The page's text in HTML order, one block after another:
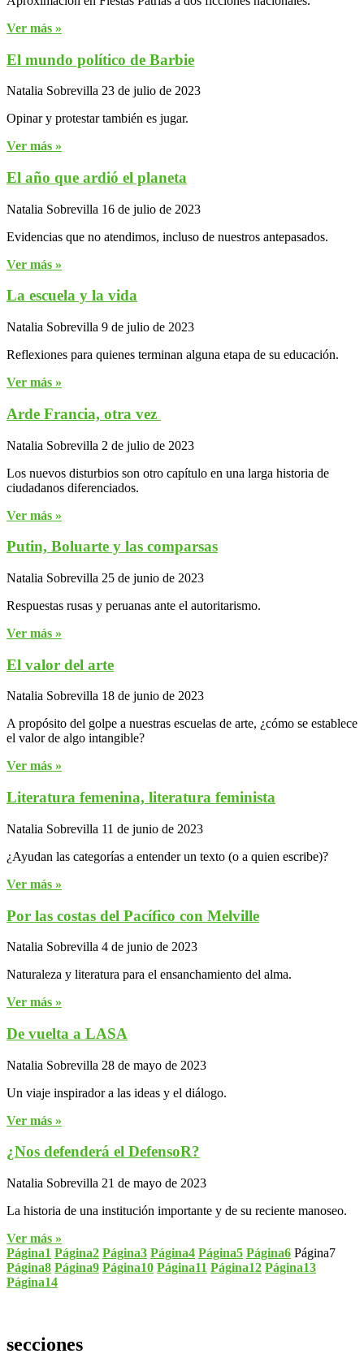
Ver más »
El mundo político de Barbie
Natalia Sobrevilla 23 de julio de 2023
Opinar y protestar también es jugar.
Ver más »
El año que ardió el planeta
Natalia Sobrevilla 16 de julio de 2023
Evidencias que no atendimos, incluso de nuestros antepasados.
Ver más »
La escuela y la vida
Natalia Sobrevilla 9 de julio de 2023
Reflexiones para quienes terminan alguna etapa de su educación.
Ver más »
Arde Francia, otra vez
Natalia Sobrevilla 2 de julio de 2023
Los nuevos disturbios son otro capítulo en una larga historia de
ciudadanos diferenciados.
Ver más »
Putin, Boluarte y las comparsas
Natalia Sobrevilla 25 de junio de 2023
Respuestas rusas y peruanas ante el autoritarismo.
Ver más »
El valor del arte
Natalia Sobrevilla 18 de junio de 2023
A propósito del golpe a nuestras escuelas de arte, ¿cómo se establece
el valor de algo intangible?
Ver más »
Literatura femenina, literatura feminista
Natalia Sobrevilla 11 de junio de 2023
¿Ayudan las categorías a entender un texto (o a quien escribe)?
Ver más »
Por las costas del Pacífico con Melville
Natalia Sobrevilla 4 de junio de 2023
Naturaleza y literatura para el ensanchamiento del alma.
Ver más »
De vuelta a LASA
Natalia Sobrevilla 28 de mayo de 2023
Un viaje inspirador a las ideas y el diálogo.
Ver más »
¿Nos defenderá el DefensoR?
Natalia Sobrevilla 21 de mayo de 2023
La historia de una institución importante y de su reciente manoseo.
Ver más »
Página1 Página2 Página3 Página4 Página5 Página6 Página7
Página8 Página9 Página10 Página11 Página12 Página13
Página14
secciones